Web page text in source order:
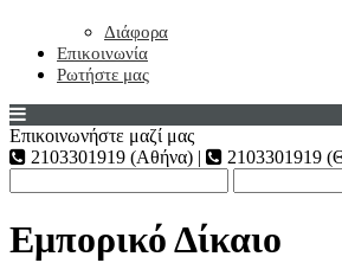
Διάφορα
Επικοινωνία
Ρωτήστε μας
Επικοινωνήστε μαζί μας
2103301919 (Αθήνα) |
2103301919
Εμπορικό Δίκαιο